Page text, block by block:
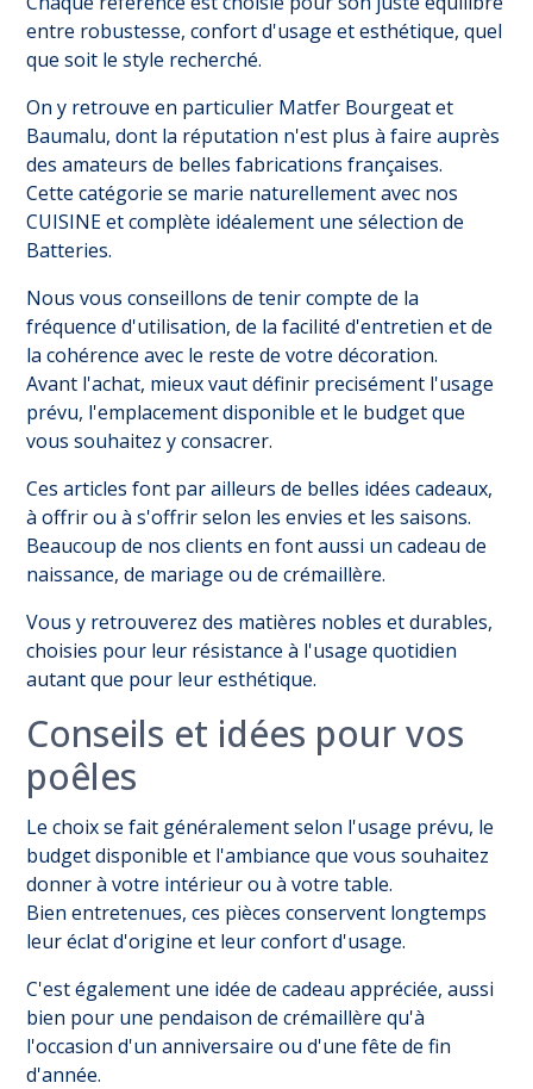
(8 avis)
entre robustesse, confort d'usage et esthétique, quel
que soit le style recherché.
On y retrouve en particulier Matfer Bourgeat et
Baumalu, dont la réputation n'est plus à faire auprès
des amateurs de belles fabrications françaises.
Cette catégorie se marie naturellement avec nos
CUISINEet complète idéalement une sélection de
Batteries.
Nous vous conseillons de tenir compte de la
fréquence d'utilisation, de la facilité d'entretien et de
la cohérence avec le reste de votre décoration.
Avant l'achat, mieux vaut définir precisément l'usage
prévu, l'emplacement disponible et le budget que
vous souhaitez y consacrer.
Ces articles font par ailleurs de belles idées cadeaux,
à offrir ou à s'offrir selon les envies et les saisons.
Beaucoup de nos clients en font aussi un cadeau de
naissance, de mariage ou de crémaillère.
Vous y retrouverez des matières nobles et durables,
choisies pour leur résistance à l'usage quotidien
autant que pour leur esthétique.
Conseils et idées pour vos
poêles
Le choix se fait généralement selon l'usage prévu, le
budget disponible et l'ambiance que vous souhaitez
donner à votre intérieur ou à votre table.
Bien entretenues, ces pièces conservent longtemps
leur éclat d'origine et leur confort d'usage.
C'est également une idée de cadeau appréciée, aussi
bien pour une pendaison de crémaillère qu'à
l'occasion d'un anniversaire ou d'une fête de fin
d'année.